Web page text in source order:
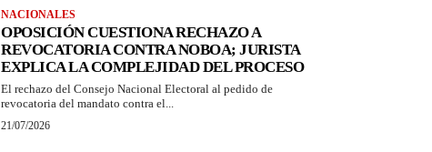
NACIONALES
OPOSICIÓN CUESTIONA RECHAZO A
REVOCATORIA CONTRA NOBOA; JURISTA
EXPLICA LA COMPLEJIDAD DEL PROCESO
El rechazo del Consejo Nacional Electoral al pedido de
revocatoria del mandato contra el...
21/07/2026